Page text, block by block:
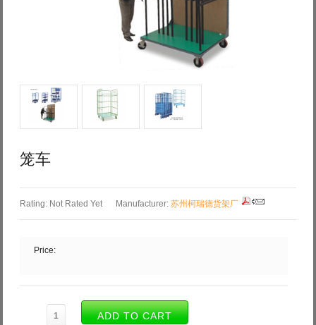
笼车
Rating: Not Rated Yet Manufacturer: 苏州柯瑞德货架厂
Price: